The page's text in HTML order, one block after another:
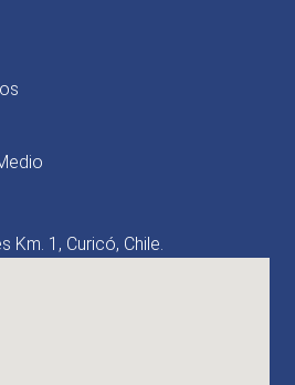
Km. 1, Curicó, Chile.